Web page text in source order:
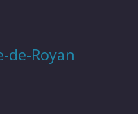
de-Royan